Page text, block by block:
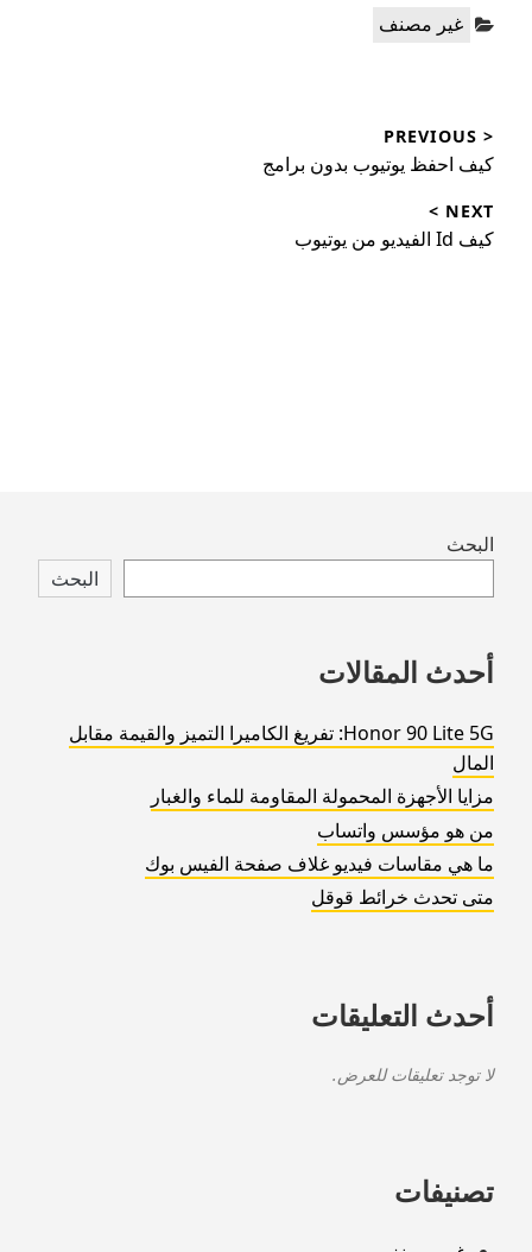
Categories:
غير مصنف
المقالات
< PREVIOUS
Previous
كيف احفظ يوتيوب بدون برامج
NEXT >
Next
كيف Id الفيديو من يوتيوب
Skip
footer
البحث
البحث
أحدث المقالات
Honor 90 Lite 5G: تفريغ الكاميرا التميز والقيمة مقابل
المال
مزايا الأجهزة المحمولة المقاومة للماء والغبار
من هو مؤسس واتساب
ما هي مقاسات فيديو غلاف صفحة الفيس بوك
متى تحدث خرائط قوقل
أحدث التعليقات
لا توجد تعليقات للعرض.
تصنيفات